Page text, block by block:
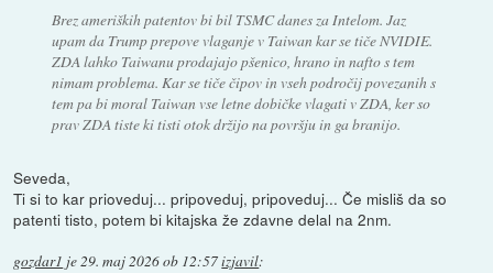
Brez ameriških patentov bi bil TSMC danes za Intelom. Jaz
upam da Trump prepove vlaganje v Taiwan kar se tiče NVIDIE.
ZDA lahko Taiwanu prodajajo pšenico, hrano in nafto s tem
nimam problema. Kar se tiče čipov in vseh področij povezanih s
tem pa bi moral Taiwan vse letne dobičke vlagati v ZDA, ker so
prav ZDA tiste ki tisti otok držijo na površju in ga branijo.
Seveda,
Ti si to kar prioveduj... pripoveduj, pripoveduj... Če misliš da so
patenti tisto, potem bi kitajska že zdavne delal na 2nm.
gozdar1 je29. maj 2026 ob 12:57izjavil: